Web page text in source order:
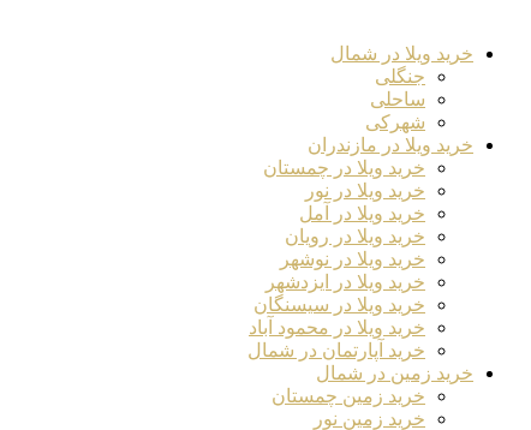
خرید ویلا در شمال
جنگلی
ساحلی
شهرکی
خرید ویلا در مازندران
خرید ویلا در چمستان
خرید ویلا در نور
خرید ویلا در آمل
خرید ویلا در رویان
خرید ویلا در نوشهر
خرید ویلا در ایزدشهر
خرید ویلا در سیسنگان
خرید ویلا در محمود آباد
خرید آپارتمان در شمال
خرید زمین در شمال
خرید زمین چمستان
خرید زمین نور